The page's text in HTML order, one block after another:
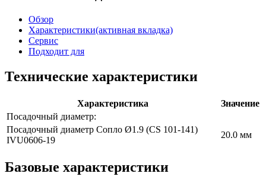
Обзор
Характеристики(активная вкладка)
Сервис
Подходит для
Технические характеристики
Характеристика
Значение
Посадочный диаметр:
Посадочный диаметр Сопло Ø1.9 (CS 101-141)
IVU0606-19
20.0 мм
Базовые характеристики